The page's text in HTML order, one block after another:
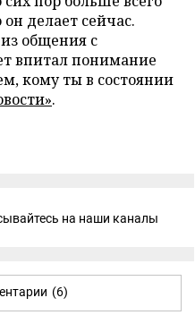
делает сейчас.
общения с
впитал понимание
кому ты в состоянии
.
на наши каналы
(6)